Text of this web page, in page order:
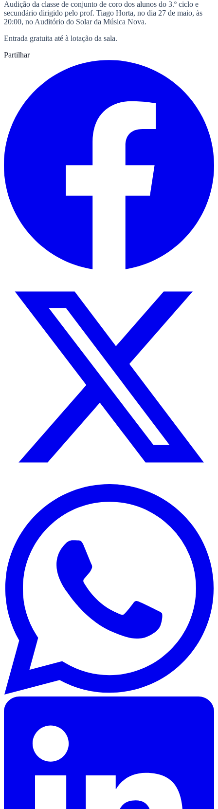
Audição da classe de conjunto de coro dos alunos do 3.º ciclo e
secundário dirigido pelo prof. Tiago Horta, no dia 27 de maio, às
20:00, no Auditório do Solar da Música Nova.
Entrada gratuita até à lotação da sala.
Partilhar